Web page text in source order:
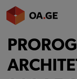
L’ORDINE